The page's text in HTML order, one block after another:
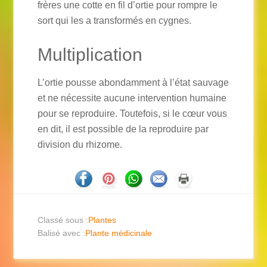
frères une cotte en fil d’ortie pour rompre le
sort qui les a transformés en cygnes.
Multiplication
L’ortie pousse abondamment à l’état sauvage
et ne nécessite aucune intervention humaine
pour se reproduire. Toutefois, si le cœur vous
en dit, il est possible de la reproduire par
division du rhizome.
Classé sous :Plantes
Balisé avec :Plante médicinale